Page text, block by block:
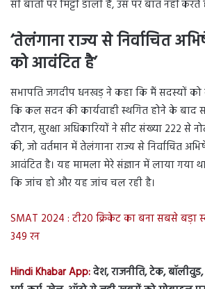
सी बातों पर मिट्टी डाली है, उस पर बात नहीं करते
‘तेलंगाना राज्य से निर्वाचित
को आवंटित है’
सभापति जगदीप धनखड़ ने कहा कि मैं सदस्यों को
कि कल सदन की कार्यवाही स्थगित होने के बाद
दौरान, सुरक्षा अधिकारियों ने सीट संख्या 222 से
की, जो वर्तमान में तेलंगाना राज्य से निर्वाचित
आवंटित है। यह मामला मेरे संज्ञान में लाया गया
कि जांच हो और यह जांच चल रही है।
SMAT 2024 : टी20 क्रिकेट का बना सबसे बड़ा
349 रन
Hindi Khabar App:देश, राजनीति, टेक, बॉलीवुड,